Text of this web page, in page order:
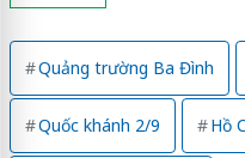
Quảng trường Ba Đình
Quốc khánh 2/9 Hồ